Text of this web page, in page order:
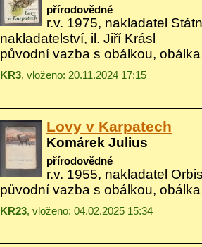
přírodovědné
r.v. 1975, nakladatel
nakladatelství, il. Jiří Krásl
původní vazba s obálkou,
KR3, vloženo: 20.11.2024 17:15
Lovy v Karpatech
Komárek Julius
přírodovědné
r.v. 1955, nakladatel
původní vazba s obálkou,
KR23, vloženo: 04.02.2025 15:34